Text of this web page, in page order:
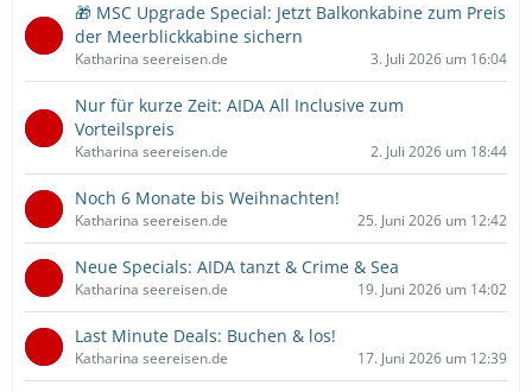
🎁 MSC Upgrade Special: Jetzt Balkonkabine zum Preis
der Meerblickkabine sichern
Katharina seereisen.de 3. Juli 2026 um 16:04
Nur für kurze Zeit: AIDA All Inclusive zum
Vorteilspreis
Katharina seereisen.de 2. Juli 2026 um 18:44
Noch 6 Monate bis Weihnachten!
Katharina seereisen.de 25. Juni 2026 um 12:42
Neue Specials: AIDA tanzt & Crime & Sea
Katharina seereisen.de 19. Juni 2026 um 14:02
Last Minute Deals: Buchen & los!
Katharina seereisen.de 17. Juni 2026 um 12:39